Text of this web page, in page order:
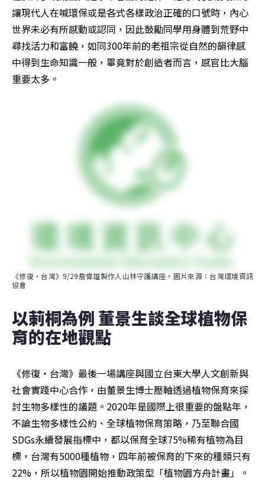
讓現代人在喊環保或是各式各樣政治正確的口號時，內心
世界未必有所感動或認同，因此鼓勵同學用身體到荒野中
尋找活力和富饒，如同300年前的老祖宗從自然的韻律感
中得到生命知識一般，畢竟對於創造者而言，感官比大腦
重要太多。
《修復・台灣》9/29詹偉雄製作人山林守護講座。圖片來源：台灣環境資訊
協會
以莿桐為例 董景生談全球植物保
育的在地觀點
《修復・台灣》最後一場講座與國立台東大學人文創新與
社會實踐中心合作，由董景生博士壓軸透過植物保育來探
討生物多樣性的議題。2020年是國際上很重要的盤點年，
不論生物多樣性公約、全球植物保育策略，乃至聯合國
SDGs永續發展指標中，都以保育全球75%稀有植物為目
標，台灣有5000種植物，四年前被保育的下來的種類只有
22%，所以植物園開始推動政策型「植物園方舟計畫」。